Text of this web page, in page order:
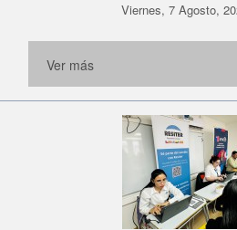
Viernes, 7 Agosto,
Ver más